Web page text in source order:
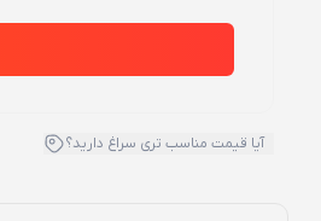
آیا قیمت مناسب تری سراغ دارید؟